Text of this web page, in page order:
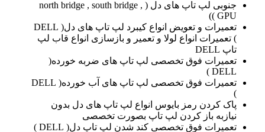
جنوبی لپ تاپ های دل ( north bridge , south bridge ,
GPU ))
تعمیرات و تعویض انواع کیبرد لپ تاپ های دل( DELL
) تعمیرات انواع لولا و تعمیر و بازسازی انواع قاب لپ
تاپ DELL
تعمیرات فوق تخصصی لپ تاپ های ضربه خورده(
DELL )
تعمیرات فوق تخصصی لپ تاپ های آب خورده( DELL
)
پاک کردن رمز بایوس انواع لپ تاپ های دل بدون
نیازبه باز کردن لپ تاپ بصورت تخصصی
تعمیرات فوق تخصصی کند شدن لپ تاپ دل( DELL )